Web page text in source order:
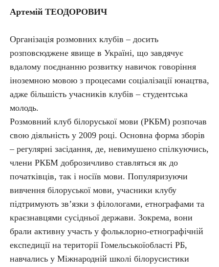
Артемій ТЕОДОРОВИЧ
Організація розмовних клубів – досить
розповсюджене явище в Україні, що завдячує
вдалому поєднанню розвитку навичок говоріння
іноземною мовою з процесами соціалізації юнацтва,
адже більшість учасників клубів – студентська
молодь.
Розмовний клуб білоруської мови (РКБМ) розпочав
свою діяльність у 2009 році. Основна форма зборів
– регулярні засідання, де, невимушено спілкуючись,
члени РКБМ доброзичливо ставляться як до
початківців, так і носіїв мови. Популяризуючи
вивчення білоруської мови, учасники клубу
підтримують зв’язки з філологами, етнографами та
краєзнавцями сусідньої держави. Зокрема, вони
брали активну участь у фольклорно-етнографічній
експедиції на території Гомельськоїобласті РБ,
навчались у Міжнародній школі білорусистики